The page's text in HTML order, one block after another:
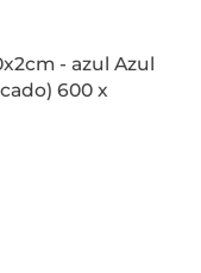
- azul Azul
600 x